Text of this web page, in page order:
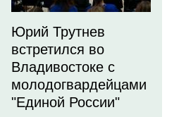
Юрий Трутнев
встретился во
Владивостоке с
молодогвардейцами
"Единой России"